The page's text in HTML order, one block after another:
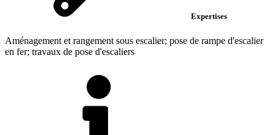
Expertises
Aménagement et rangement sous escalier; pose de rampe d'escalier
en fer; travaux de pose d'escaliers